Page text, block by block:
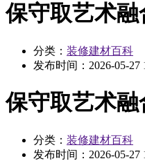
保守取艺术
分类： 装修建材百科
发布时间： 2026-05-27
保守取艺术
分类： 装修建材百科
发布时间： 2026-05-27